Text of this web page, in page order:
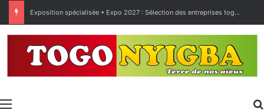
Exposition spécialisée • Expo 2027 : Sélection des entreprises togolaises pour la « Journée économique »
Menu